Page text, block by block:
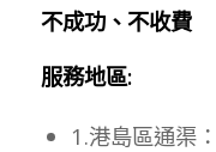
不成功、不收費
服務地區:
1.港島區通渠：